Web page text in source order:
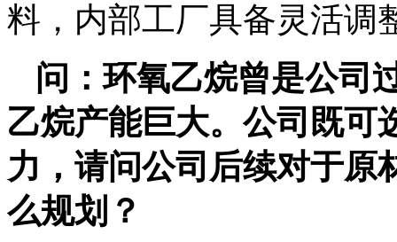
料，内部工厂具备灵活调
问：环氧乙烷曾是公司
乙烷产能巨大。公司既可
力，请问公司后续对于原
么规划？